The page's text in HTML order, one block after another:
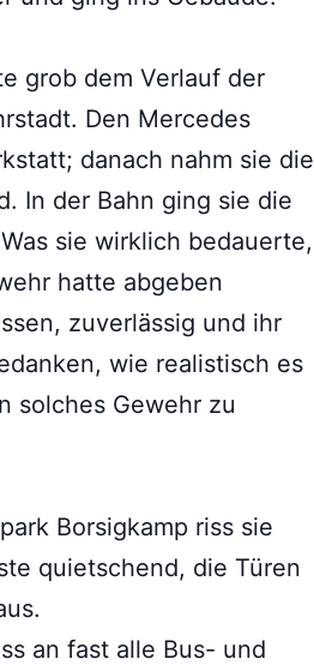
grob dem Verlauf der
Den Mercedes
danach nahm sie die
In der Bahn ging sie die
sie wirklich bedauerte,
hatte abgeben
zuverlässig und ihr
wie realistisch es
solches Gewehr zu
Borsigkamp riss sie
quietschend, die Türen
an fast alle Bus- und